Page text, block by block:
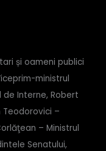
și oameni publici
ministrul
de Interne, Robert
Teodorovici –
– Ministrul
Senatului,